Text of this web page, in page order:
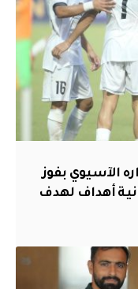
الآسيوي بفوز
أهداف لهدف